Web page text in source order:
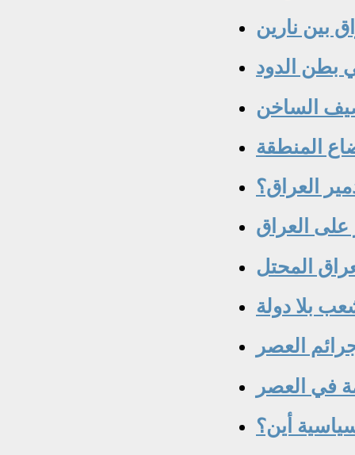
بين نارين
بطن الدود
الساخن
المنطقة
العراق؟
العراق
المحتل
بلا دولة
العصر
في العصر